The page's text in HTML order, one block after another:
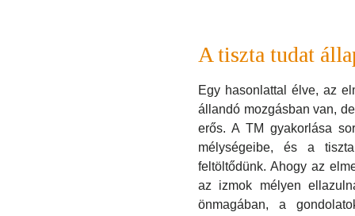
A tiszta tudat
Egy hasonlattal élve, az
állandó mozgásban van,
erős. A TM gyakorlása
mélységeibe, és a
feltöltődünk. Ahogy az
az izmok mélyen
önmagában, a